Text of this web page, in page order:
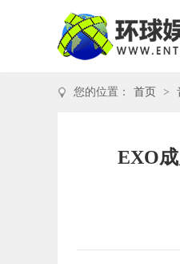
您的位置： 首页 >
EXO